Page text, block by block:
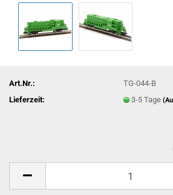
Art.Nr.:
TG-044-B
Lieferzeit:
3-5 Tage